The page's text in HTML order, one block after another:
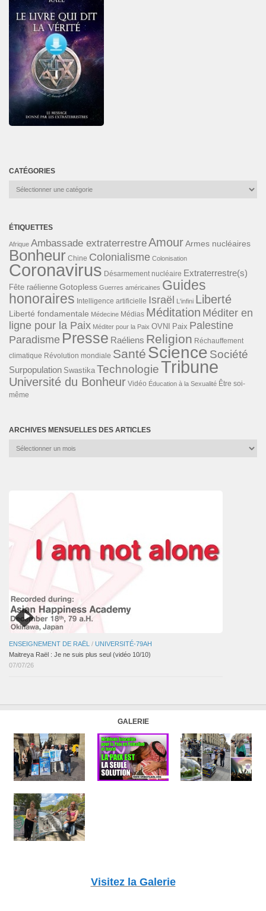
CATÉGORIES
Catégories
ÉTIQUETTES
Afrique Ambassade extraterrestreAmourArmes nucléaires
Bonheur Chine Colonialisme Colonisation
Coronavirus Désarmement nucléaire Extraterrestre(s)
Fête raélienne Gotopless Guerres américaines Guides
honoraires Intelligence artificielle Israël L'infini Liberté
Liberté fondamentale Médecine Médias Méditation Méditer en
ligne pour la Paix Méditer pour la Paix OVNI Paix Palestine
Paradisme Presse Raéliens Religion Réchauffement
climatique Révolution mondiale Santé Science Société
Surpopulation Swastika TechnologieTribune
Université du Bonheur Vidéo Éducation à la Sexualité Être soi-
même
ARCHIVES MENSUELLES DES ARTICLES
Archives
ENSEIGNEMENT DE RAËL / UNIVERSITÉ-79AH
Maitreya Raël : Je ne suis plus seul (vidéo 10/10)
07/07/26
GALERIE
Visitez la Galerie